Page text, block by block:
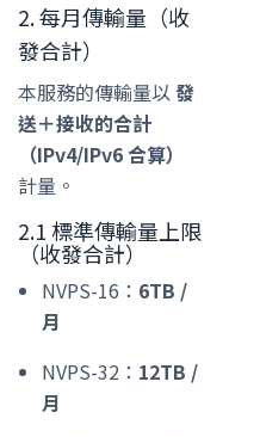
2. 每月傳輸量（收
發合計）
本服務的傳輸量以發
送＋接收的合計
（IPv4/IPv6 合算）
計量。
2.1 標準傳輸量上限
（收發合計）
NVPS-16： 6TB /
月
NVPS-32： 12TB /
月